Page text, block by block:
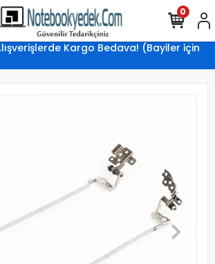
Kargo Bedava! (Bayiler için
0